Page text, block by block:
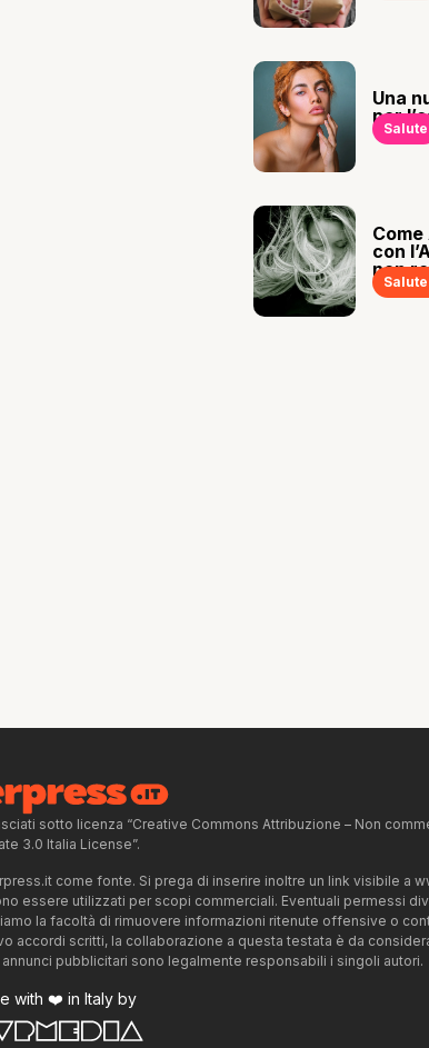
Una
per
Salute
con
non
sotto licenza “Creative Commons Attribuzione – Non
3.0 Italia License”.
come fonte. Si prega di inserire inoltre un link visibile a
essere utilizzati per scopi commerciali. Eventuali permessi
la facoltà di rimuovere informazioni ritenute offensive o
accordi scritti, la collaborazione a questa testata è da
pubblicitari sono legalmente responsabili i singoli autori.
with ❤️ in Italy by